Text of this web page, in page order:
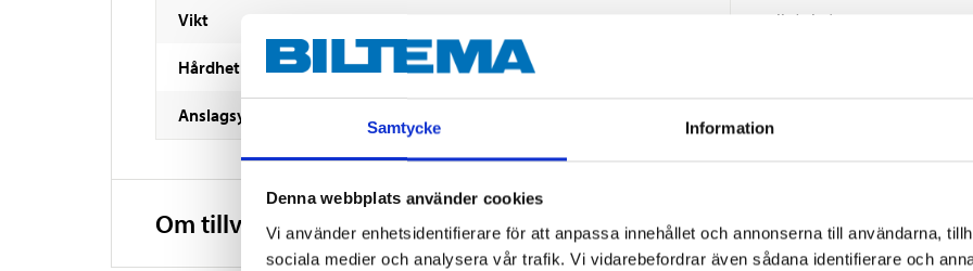
Samtycke Information
Denna webbplats använder cookies
Vi använder enhetsidentifierare för att anpassa innehållet och annonserna till användarna,
sociala medier och analysera vår trafik. Vi vidarebefordrar även sådana identifierare och
Vikt 2,2 lb (1 kg)
Hårdhet
Anslagsyta
Om tillverkaren